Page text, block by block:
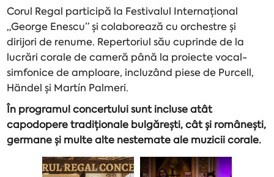
Corul Regal participă la Festivalul Internațional
„George Enescu” și colaborează cu orchestre și
dirijori de renume. Repertoriul său cuprinde de la
lucrări corale de cameră până la proiecte vocal-
simfonice de amploare, incluzând piese de Purcell,
Händel și Martín Palmeri.
În programul concertului sunt incluse atât
capodopere tradiționale bulgărești, cât și românești,
germane și multe alte nestemate ale muzicii corale.